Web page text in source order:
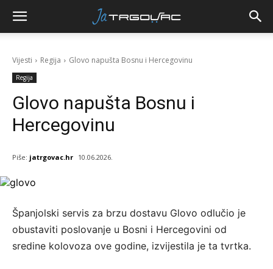
Vijesti Regija Glovo napušta Bosnu i Hercegovinu
Regija
Glovo napušta Bosnu i
Hercegovinu
Piše: jatrgovac.hr 10.06.2026.
Španjolski servis za brzu dostavu Glovo odlučio je
obustaviti poslovanje u Bosni i Hercegovini od
sredine kolovoza ove godine, izvijestila je ta tvrtka.